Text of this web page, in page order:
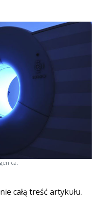
całą treść artykułu.